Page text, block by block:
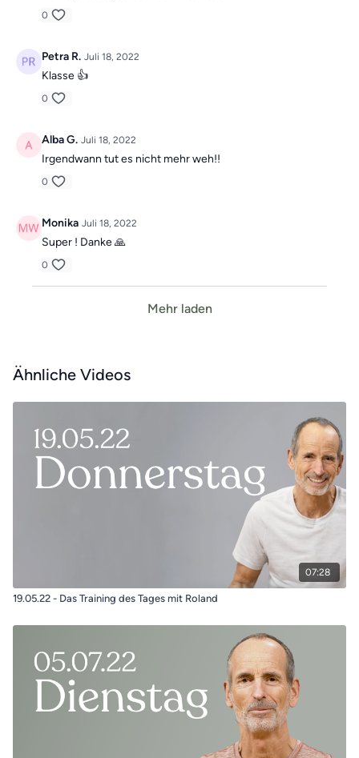
0
Petra R. Juli 18, 2022
Klasse 👍
0
Alba G. Juli 18, 2022
Irgendwann tut es nicht mehr weh!!
0
Monika Juli 18, 2022
Super ! Danke 🙏
0
Mehr laden
Ähnliche Videos
07:28
19.05.22 - Das Training des Tages mit Roland